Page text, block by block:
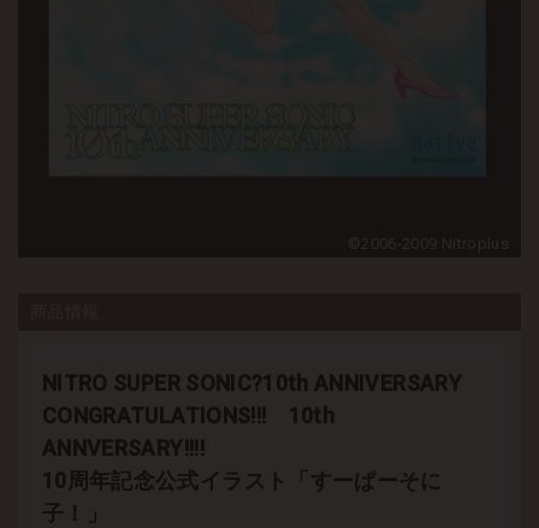
NITRO SUPER SONIC?10th ANNIVERSARY
CONGRATULATIONS!!! 10th
ANNVERSARY!!!!
10周年記念公式イラスト「すーぱーそに
子！」